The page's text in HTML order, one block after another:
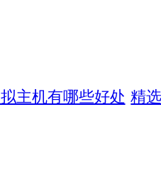
主机有哪些好处 精选